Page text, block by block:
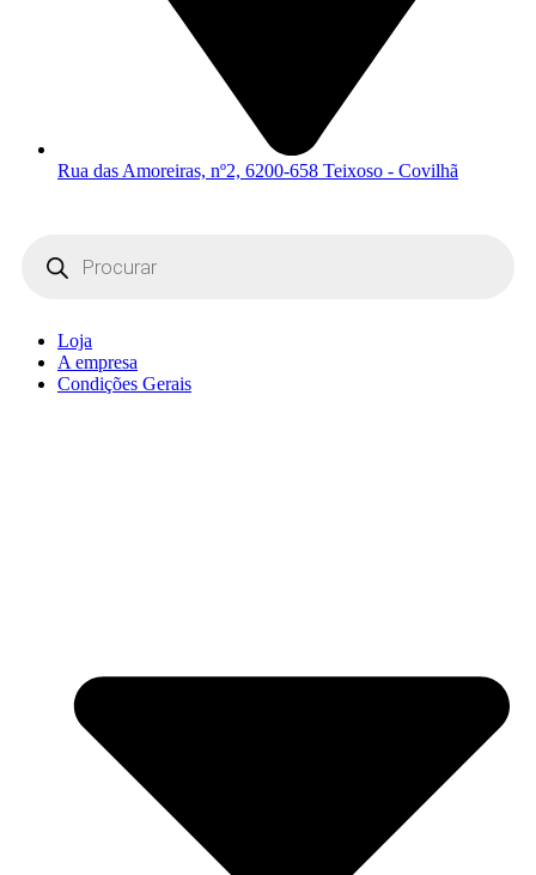
Rua das Amoreiras, nº2, 6200-658 Teixoso - Covilhã
search
Loja
A empresa
Condições Gerais